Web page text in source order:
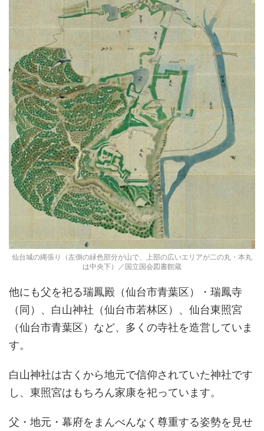
仙台城の縄張り（左側の緑色部分が山で、上部の広いエリアが二の丸・本丸
は中央下）／国立国会図書館蔵
他にも父を祀る瑞鳳殿（仙台市青葉区）・瑞鳳寺
（同）、白山神社（仙台市若林区）、仙台東照宮
（仙台市青葉区）など、多くの寺社を造営していま
す。
白山神社は古くから地元で信仰されていた神社です
し、東照宮はもちろん家康を祀っています。
父・地元・幕府をまんべんなく尊重する姿勢を見せ